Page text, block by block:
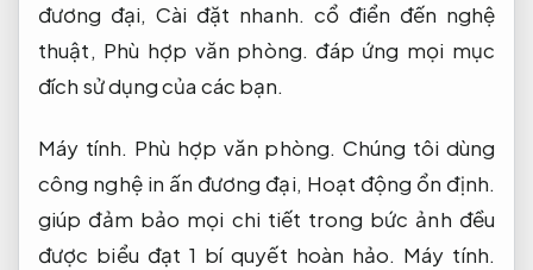
đương đại,Cài đặt nhanh. cổ điển đến nghệ
thuật, Phù hợp văn phòng. đáp ứng mọi mục
đích sử dụng của các bạn.
Máy tính. Phù hợp văn phòng. Chúng tôi dùng
công nghệ in ấn đương đại, Hoạt động ổn định.
giúp đảm bảo mọi chi tiết trong bức ảnh đều
được biểu đạt 1 bí quyết hoàn hảo. Máy tính.